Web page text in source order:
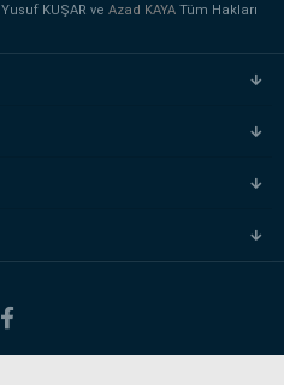
Yusuf KUŞAR veAzad KAYATüm Hakları